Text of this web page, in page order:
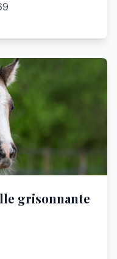
grisonnante